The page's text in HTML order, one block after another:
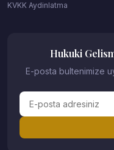
KVKK Aydinlatma
Hukuki
E-posta bultenimize